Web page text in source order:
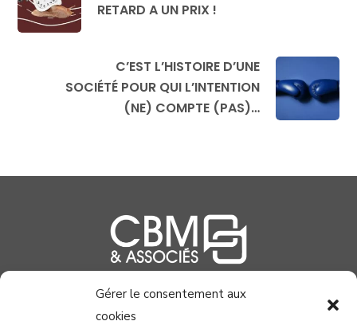
Gérer le consentement aux
cookies
RETARD A UN PRIX !
C’EST L’HISTOIRE D’UNE
SOCIÉTÉ POUR QUI L’INTENTION
(NE) COMPTE (PAS)…
04 99 58 37 40